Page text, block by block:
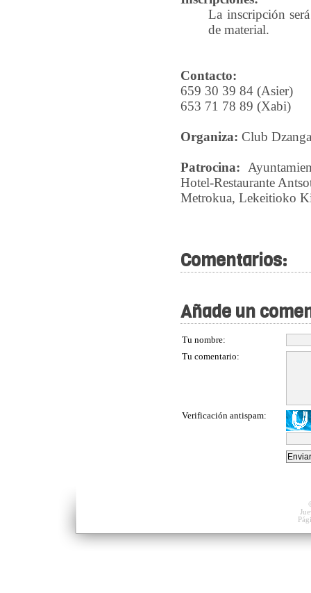
La inscripción
de material.
Contacto:
659 30 39 84 (Asier)
653 71 78 89 (Xabi)
Organiza: Club
Patrocina:
Hotel-Restaurante
Metrokua, Lekeitioko
Comentarios:
Añade un
Tu nombre:
Tu comentario:
Verificación antispam: